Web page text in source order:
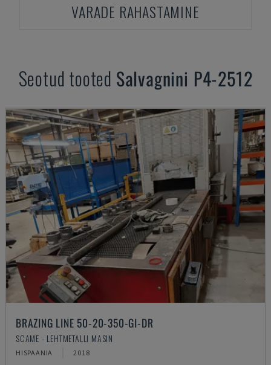
VARADE RAHASTAMINE
Seotud tooted Salvagnini P4-2512
BRAZING LINE 50-20-350-GI-DR
SCAME - LEHTMETALLI MASIN
HISPAANIA 2018